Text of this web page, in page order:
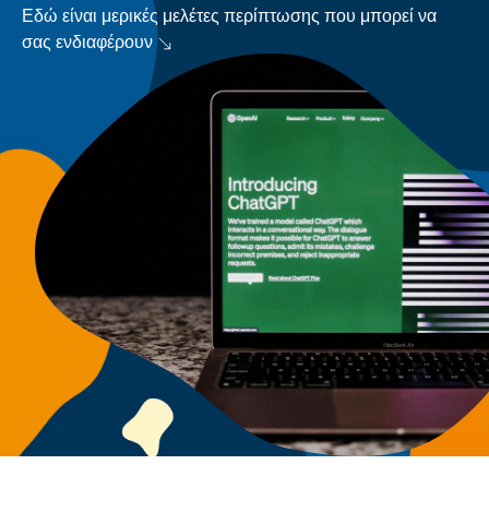
Εδώ είναι μερικές μελέτες περίπτωσης που μπορεί να
σας ενδιαφέρουν